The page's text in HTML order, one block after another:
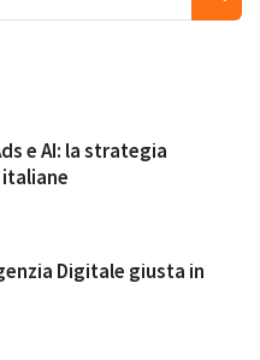
e AI: la strategia
italiane
Digitale giusta in